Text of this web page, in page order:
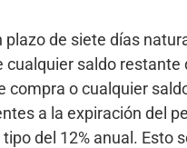
de siete días
saldo
o cualquier
a la expiración del
del 12% anual. Esto